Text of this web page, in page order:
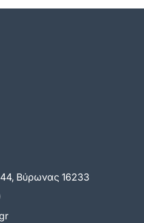
Βύρωνας 16233